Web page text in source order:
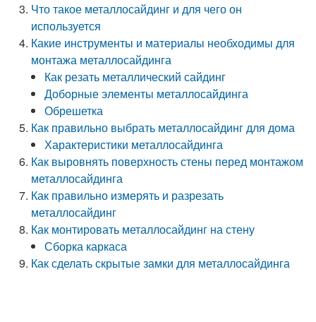
Что такое металлосайдинг и для чего он
используется
Какие инструменты и материалы необходимы для
монтажа металлосайдинга
Как резать металлический сайдинг
Доборные элементы металлосайдинга
Обрешетка
Как правильно выбрать металлосайдинг для дома
Характеристики металлосайдинга
Как выровнять поверхность стены перед монтажом
металлосайдинга
Как правильно измерять и разрезать
металлосайдинг
Как монтировать металлосайдинг на стену
Сборка каркаса
Как сделать скрытые замки для металлосайдинга